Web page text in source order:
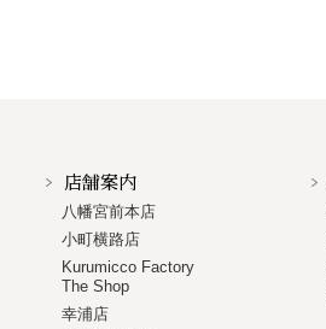
店舗案内
八幡宮前本店
小町横路店
Kurumicco Factory
The Shop
幸浦店